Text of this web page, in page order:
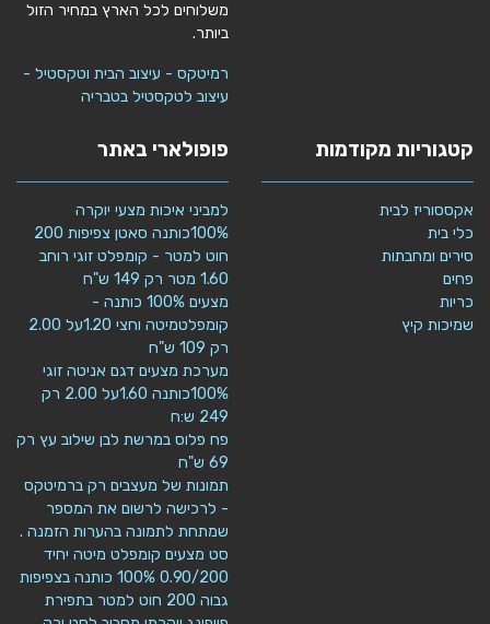
משלוחים לכל הארץ במחיר הזול
ביותר.
רמיטקס - עיצוב הבית וטקסטיל -
עיצוב לטקסטיל בטבריה
קטגוריות מקודמות
אקססוריז לבית
כלי בית
סירים ומחבתות
פחים
כריות
שמיכות קיץ
פופולארי באתר
למביני איכות מצעי יוקרה
100%כותנה סאטן צפיפות 200
חוט למטר - קומפלט זוגי רוחב
1.60 מטר רק 149 ש"ח
מצעים 100% כותנה -
קומפלטמיטה וחצי 1.20על 2.00
רק 109 ש"ח
מערכת מצעים דגם אניטה זוגי
100%כותנה 1.60על 2.00 רק
249 ש:ח
פח פלוס במרשת לבן שילוב עץ רק
69 ש"ח
תמונות של מעצבים רק ברמיטקס
- לרכישה לרשום את המספר
שמתחת לתמונה בהערות הזמנה .
סט מצעים קומפלט מיטה יחיד
0.90/200 100% כותנה בצפיפות
גבוה 200 חוט למטר בתפירת